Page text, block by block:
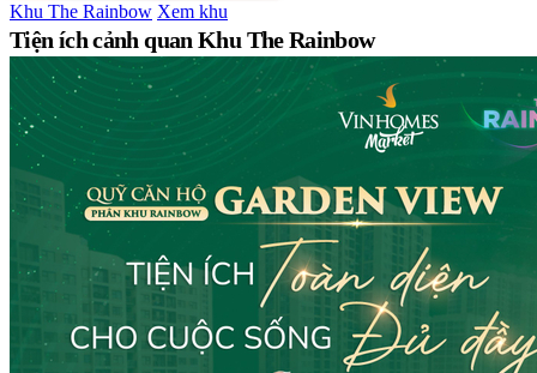
Khu The Rainbow Xem khu
Tiện ích cảnh quan Khu The Rainbow